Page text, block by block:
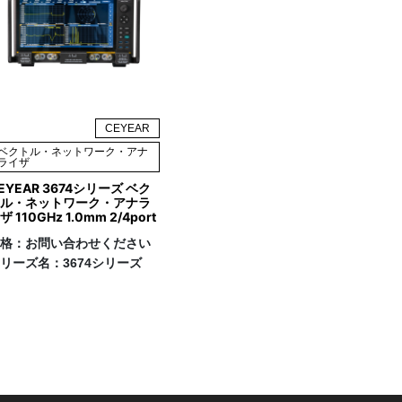
CEYEAR
クトル・ネットワーク・アナ
イザ
3674シリーズ ベク
ル・ネットワーク・アナラ
110GHz 1.0mm 2/4port
： お問い合わせください
ーズ名： 3674シリーズ